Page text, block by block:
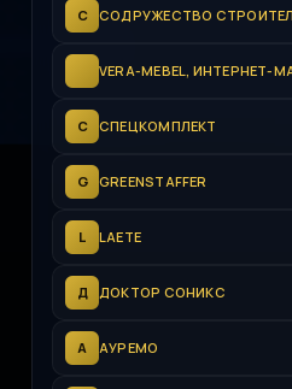
С
С СПЕЦКОМПЛЕКТ
G GREENSTAFFER
L LAETE
Д ДОКТОР СОНИКС
А АУРЕМО